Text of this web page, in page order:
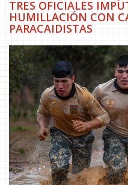
TRES OFICIALES
HUMILLACIÓN CON
PARACAIDISTAS